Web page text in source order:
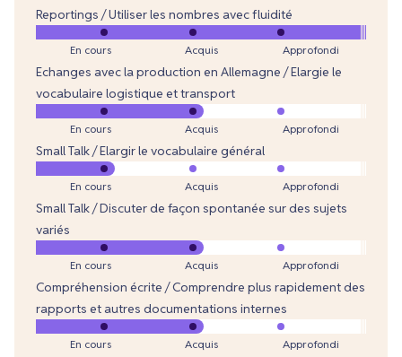
Reportings / Utiliser les nombres avec fluidité
En cours Acquis Approfondi
Echanges avec la production en Allemagne / Elargie le
vocabulaire logistique et transport
En cours Acquis Approfondi
Small Talk / Elargir le vocabulaire général
En cours Acquis Approfondi
Small Talk / Discuter de façon spontanée sur des sujets
variés
En cours Acquis Approfondi
Compréhension écrite / Comprendre plus rapidement des
rapports et autres documentations internes
En cours Acquis Approfondi